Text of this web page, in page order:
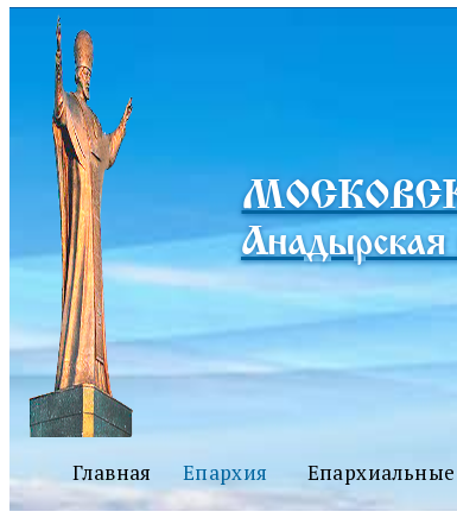
Анадырская
Главная Епархия